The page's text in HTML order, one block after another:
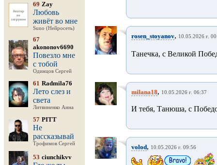
69 Zay
Любовь
живёт во мне
Suno (Нейросеть)
67
akononov6690
Повезло мне
с тобой
Одинцов Сергей
61 Radmila76
Лето слез и
света
Литвиненко Анна
57 PITT
Не
рассказывай
Трофимов Сергей
53 ciunchikvv
rosen_stoyanov, 10.05.2026 г.
Танечка, с Великой
milana18, 10.05.2026 г. 06:37
И тебя, Танюша, с
volod, 10.05.2026 г. 09:56